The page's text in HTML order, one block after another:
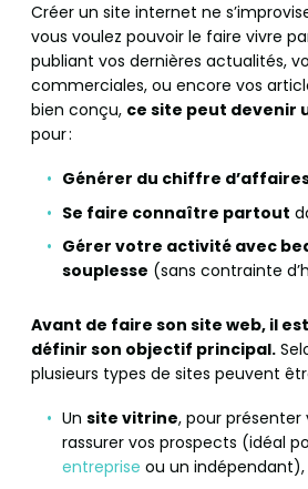
Créer un site internet ne
vous voulez pouvoir le faire vivre
publiant vos dernières actualités,
commerciales, ou encore vos
bien conçu, ce site peut devenir
pour :
Générer du chiffre
Se faire connaître partout
Gérer votre activité avec
souplesse (sans contrainte
Avant de faire son site web, il
définir son objectif principal.
plusieurs types de sites peuvent
Un site vitrine, pour présenter
rassurer vos prospects (idéal
entreprise ou un indépendant),